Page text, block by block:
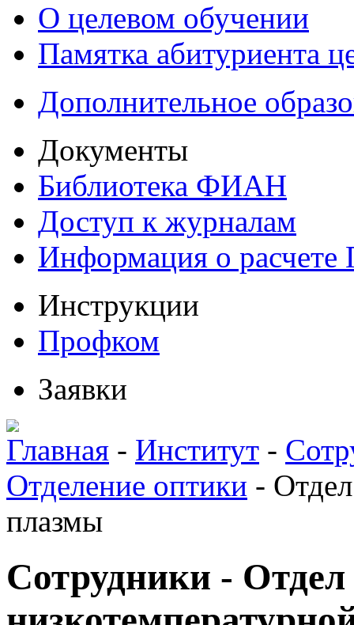
О целевом обучении
Памятка абитуриента
Дополнительное
Документы
Библиотека ФИАН
Доступ к журналам
Информация о
Инструкции
Профком
Заявки
Главная - Институт -
Отделение оптики -
плазмы
Сотрудники -